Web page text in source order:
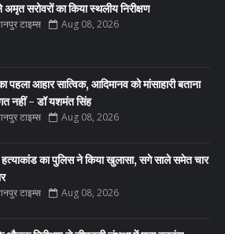
अमृत सरोवरों का किया स्थलीय निरीक्षण
टाइम्स Aug 08, 2026
पहला आहार सात्विक, आदिमानव को मांसाहारी बताना
नहीं - डॉ यशमंत सिंह
टाइम्स Aug 08, 2026
हत्याकांड का पुलिस ने किया खुलासा, सगे साले समेत चार
टाइम्स Aug 08, 2026